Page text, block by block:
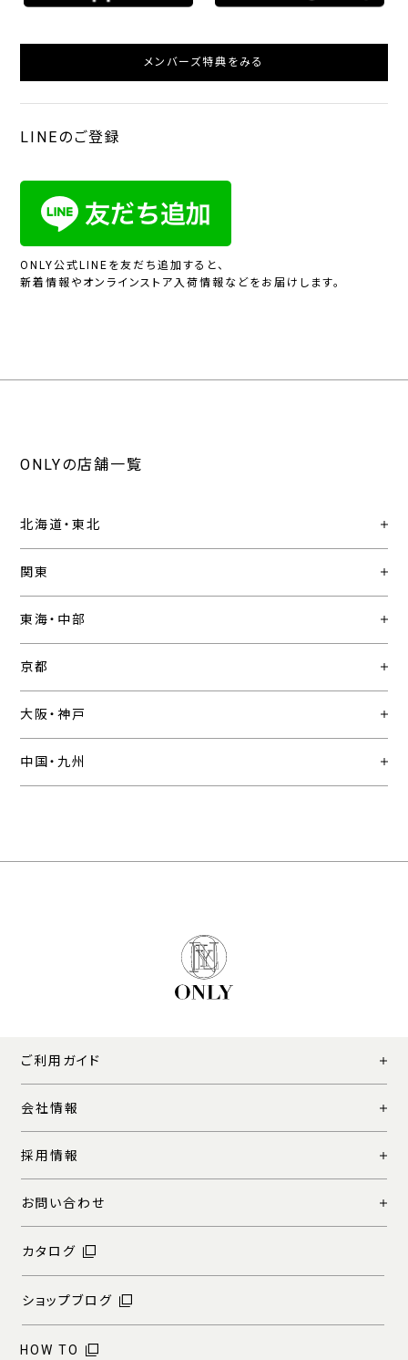
メンバーズ特典をみる
LINEのご登録
ONLY公式LINEを友だち追加すると、
新着情報やオンラインストア入荷情報などをお届けします。
ONLYの店舗一覧
北海道・東北
関東
東海・中部
京都
大阪・神戸
中国・九州
ご利用ガイド
会社情報
採用情報
お問い合わせ
カタログ
ショップブログ
HOW TO